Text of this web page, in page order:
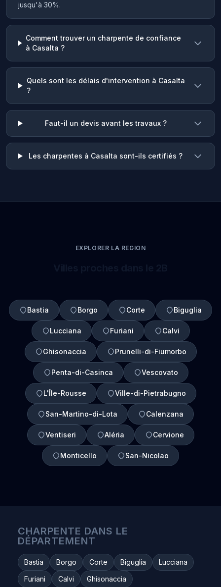
jusqu'à 30%.
Comment trouver un charpente de confiance
à Casalta ?
Quels sont les délais d'intervention à Casalta
?
Faut-il un devis avant les travaux ?
Les charpentes à Casalta sont-ils certifiés ?
EXPLORER LA REGION
Bastia Borgo Corte Biguglia
Lucciana Furiani Calvi
Ghisonaccia Prunelli-di-Fiumorbo
Penta-di-Casinca Vescovato
L'Île-Rousse Ville-di-Pietrabugno
San-Martino-di-Lota Calenzana
Ventiseri Aléria Cervione
Monticello San-Nicolao
CHARPENTE DANS LE
DÉPARTEMENT
Bastia Borgo Corte Biguglia
Lucciana
Furiani
Calvi
Ghisonaccia